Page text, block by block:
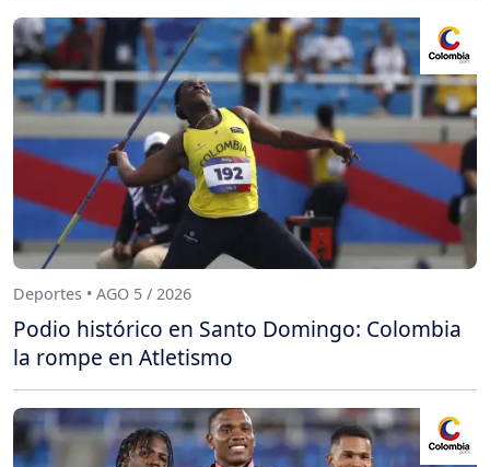
Deportes • AGO 5 / 2026
Podio histórico en Santo Domingo: Colombia
la rompe en Atletismo